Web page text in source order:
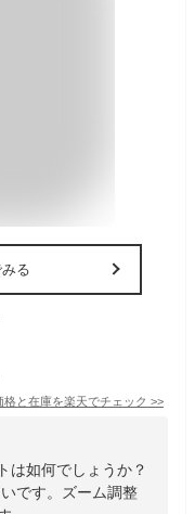
る
格と在庫を楽天でチェック >>
は如何でしょうか？
です。ズーム調整